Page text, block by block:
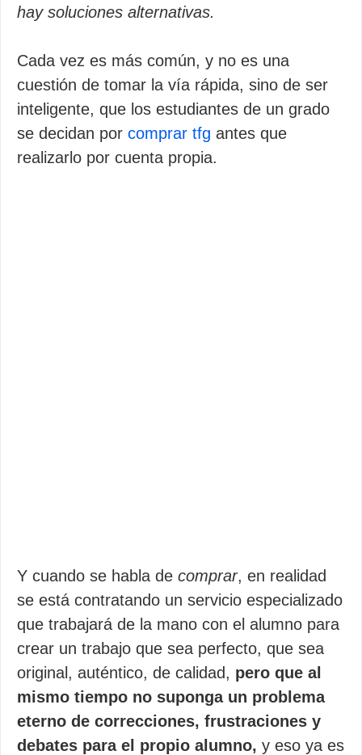
hay soluciones alternativas.
Cada vez es más común, y no es una
cuestión de tomar la vía rápida, sino de ser
inteligente, que los estudiantes de un grado
se decidan por comprar tfg antes que
realizarlo por cuenta propia.
Y cuando se habla de comprar, en realidad
se está contratando un servicio especializado
que trabajará de la mano con el alumno para
crear un trabajo que sea perfecto, que sea
original, auténtico, de calidad, pero que al
mismo tiempo no suponga un problema
eterno de correcciones, frustraciones y
debates para el propio alumno, y eso ya es